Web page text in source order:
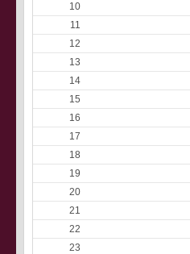
10
11
12
13
14
15
16
17
18
19
20
21
22
23